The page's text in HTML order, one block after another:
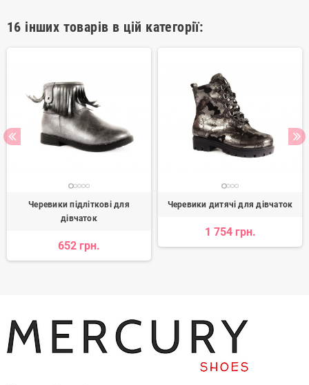
16 інших товарів в цій категорії:
Черевики підліткові для
дівчаток
652 грн.
Черевики дитячі для дівчаток
1 754 грн.